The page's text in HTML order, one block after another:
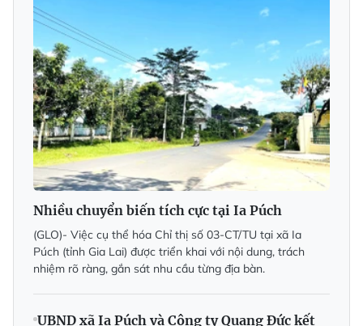
Nhiều chuyển biến tích cực tại Ia Púch
(GLO)- Việc cụ thể hóa Chỉ thị số 03-CT/TU tại xã Ia
Púch (tỉnh Gia Lai) được triển khai với nội dung, trách
nhiệm rõ ràng, gắn sát nhu cầu từng địa bàn.
UBND xã Ia Púch và Công ty Quang Đức kết